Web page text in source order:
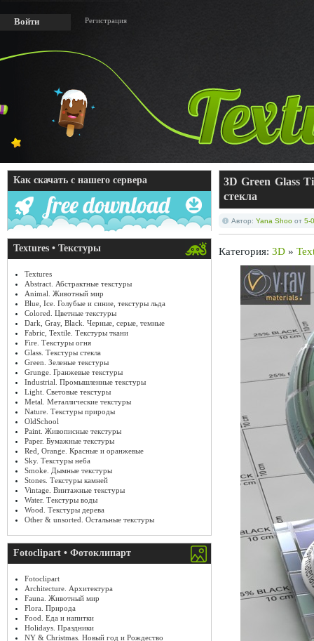
Войти Регистрация
Как скачать с нашего сервера
Textures • Текстуры
Textures
Abstract. Абстрактные текстуры
Animal. Животный мир
Blue, Ice. Голубые и синие, текстуры льда
Colored. Цветные текстуры
Dark, Gray, Black. Черные, серые, темные
Fabric, Textile. Текстуры ткани
Fire. Текстуры огня
Glass. Текстуры стекла
Green. Зеленые текстуры
Grunge. Гранжевые текстуры
Industrial. Промышленные текстуры
Light. Световые текстуры
Metal. Металлические текстуры
Nature. Текстуры природы
OldSchool
Paint. Живописные текстуры
Paper. Бумажные текстуры
Red, Orange. Красные и оранжевые
Sky. Текстуры неба
Smoke. Дымные текстуры
Stones. Текстуры камней
Vintage. Винтажные текстуры
Water. Текстуры воды
Wood. Текстуры дерева
Other & unsorted. Остальные текстуры
Fotoclipart • Фотоклипарт
Fotoclipart
Architecture. Архитектура
Fauna. Животный мир
Flora. Природа
Food. Еда и напитки
Holidays. Праздники
NY & Christmas. Новый год и Рождество
3D Green Glass
стекла
Автор: Yana Shoo от 5-
Категория: 3D »